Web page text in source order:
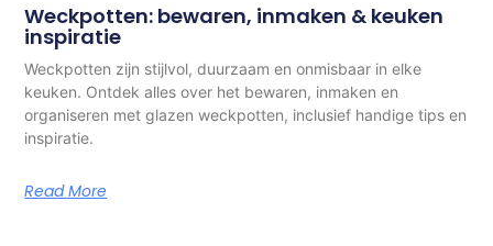
Weckpotten: bewaren, inmaken & keuken
inspiratie
Weckpotten zijn stijlvol, duurzaam en onmisbaar in elke
keuken. Ontdek alles over het bewaren, inmaken en
organiseren met glazen weckpotten, inclusief handige tips en
inspiratie.
Read More